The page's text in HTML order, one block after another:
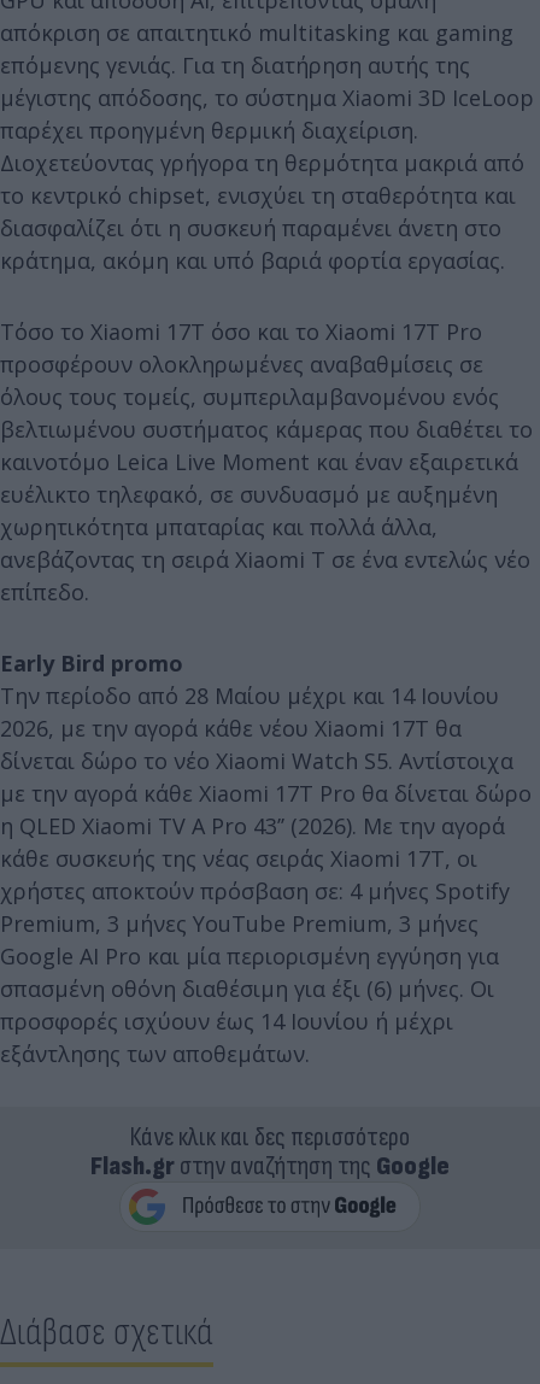
απόκριση σε απαιτητικό multitasking και gaming
επόμενης γενιάς. Για τη διατήρηση αυτής της
μέγιστης απόδοσης, το σύστημα Xiaomi 3D IceLoop
παρέχει προηγμένη θερμική διαχείριση.
Διοχετεύοντας γρήγορα τη θερμότητα μακριά από
το κεντρικό chipset, ενισχύει τη σταθερότητα και
διασφαλίζει ότι η συσκευή παραμένει άνετη στο
κράτημα, ακόμη και υπό βαριά φορτία εργασίας.
Τόσο το Xiaomi 17T όσο και το Xiaomi 17T Pro
προσφέρουν ολοκληρωμένες αναβαθμίσεις σε
όλους τους τομείς, συμπεριλαμβανομένου ενός
βελτιωμένου συστήματος κάμερας που διαθέτει το
καινοτόμο Leica Live Moment και έναν εξαιρετικά
ευέλικτο τηλεφακό, σε συνδυασμό με αυξημένη
χωρητικότητα μπαταρίας και πολλά άλλα,
ανεβάζοντας τη σειρά Xiaomi T σε ένα εντελώς νέο
επίπεδο.
Early Bird promo
Την περίοδο από 28 Μαίου μέχρι και 14 Ιουνίου
2026, με την αγορά κάθε νέου Xiaomi 17T θα
δίνεται δώρο το νέο Xiaomi Watch S5. Αντίστοιχα
με την αγορά κάθε Xiaomi 17T Pro θα δίνεται δώρο
η QLED Xiaomi TV A Pro 43’’ (2026). Mε την αγορά
κάθε συσκευής της νέας σειράς Xiaomi 17T, οι
χρήστες αποκτούν πρόσβαση σε: 4 μήνες Spotify
Premium, 3 μήνες YouTube Premium, 3 μήνες
Google AI Prο και μία περιορισμένη εγγύηση για
σπασμένη οθόνη διαθέσιμη για έξι (6) μήνες. Οι
προσφορές ισχύουν έως 14 Ιουνίου ή μέχρι
εξάντλησης των αποθεμάτων.
Κάνε κλικ και δες περισσότερο
Flash.grστην αναζήτηση της Google
Διάβασε σχετικά